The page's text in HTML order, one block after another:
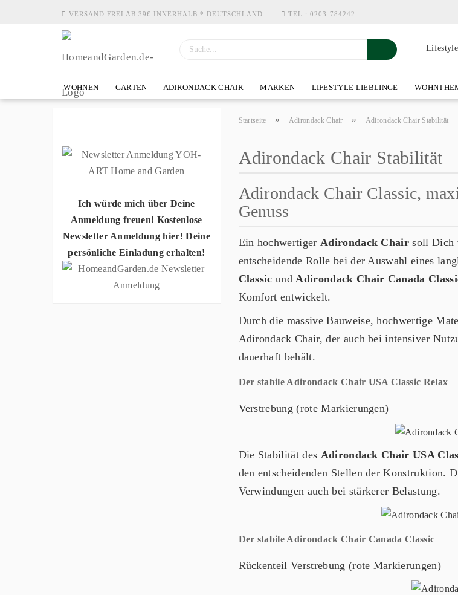
VERSAND FREI AB 39€ INNERHALB * DEUTSCHLAND TEL.: 0203-784242
WOHNEN GARTEN ADIRONDACK CHAIR MARKEN LIFESTYLE LIEBLINGE
Startseite » Adirondack Chair » Adirondack Chair Stabilität
Adirondack Chair Stabilität
Adirondack Chair Classic,
Genuss
Ein hochwertiger Adirondack Chair soll Dich
entscheidende Rolle bei der Auswahl eines
Classic undAdirondack Chair Canada
Komfort entwickelt.
Durch die massive Bauweise, hochwertige
Adirondack Chair, der auch bei intensiver
dauerhaft behält.
Der stabile Adirondack Chair USA Classic Relax
Verstrebung (rote Markierungen)
Die Stabilität des Adirondack Chair USA
den entscheidenden Stellen der Konstruktion.
Verwindungen auch bei stärkerer Belastung.
Der stabile Adirondack Chair Canada Classic
Rückenteil Verstrebung (rote Markierungen)
Ich würde mich über Deine
Anmeldung freuen! Kostenlose
Newsletter Anmeldung hier! Deine
persönliche Einladung erhalten!